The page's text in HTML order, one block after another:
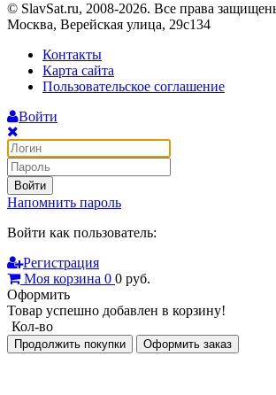
© SlavSat.ru, 2008-2026. Все права
Москва, Верейская улица, 29с134
Контакты
Карта сайта
Пользовательское соглашение
Войти
Войти
Напомнить пароль
Войти как пользователь:
Регистрация
Моя корзина 0 0 руб.
Оформить
Товар успешно добавлен в корзину!
Кол-во
Продолжить покупки Оформить заказ